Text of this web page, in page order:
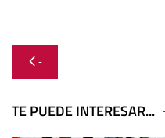
Navegación
de
entradas
-
TE PUEDE INTERESAR...